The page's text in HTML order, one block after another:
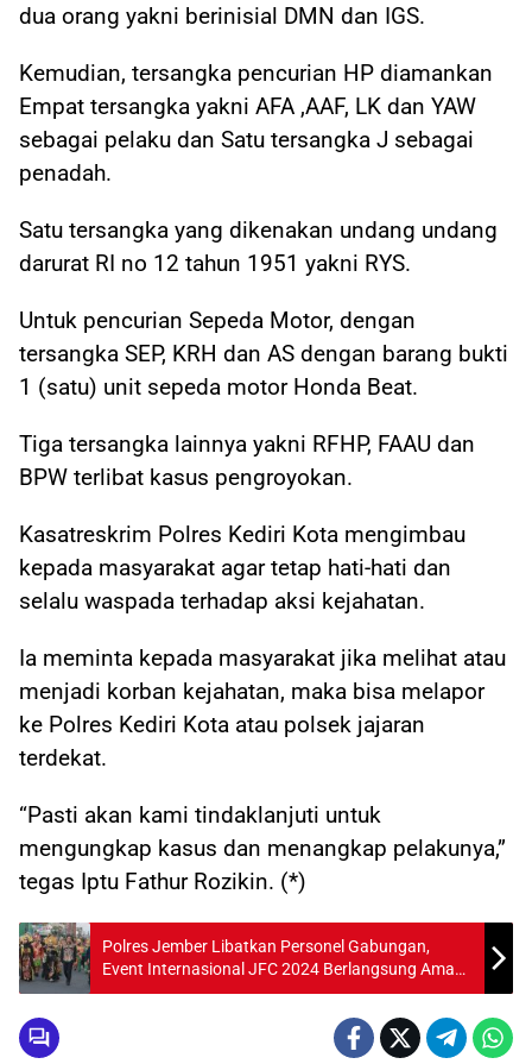
dua orang yakni berinisial DMN dan IGS.
Kemudian, tersangka pencurian HP diamankan
Empat tersangka yakni AFA ,AAF, LK dan YAW
sebagai pelaku dan Satu tersangka J sebagai
penadah.
Satu tersangka yang dikenakan undang undang
darurat RI no 12 tahun 1951 yakni RYS.
Untuk pencurian Sepeda Motor, dengan
tersangka SEP, KRH dan AS dengan barang bukti
1 (satu) unit sepeda motor Honda Beat.
Tiga tersangka lainnya yakni RFHP, FAAU dan
BPW terlibat kasus pengroyokan.
Kasatreskrim Polres Kediri Kota mengimbau
kepada masyarakat agar tetap hati-hati dan
selalu waspada terhadap aksi kejahatan.
Ia meminta kepada masyarakat jika melihat atau
menjadi korban kejahatan, maka bisa melapor
ke Polres Kediri Kota atau polsek jajaran
terdekat.
“Pasti akan kami tindaklanjuti untuk
mengungkap kasus dan menangkap pelakunya,”
tegas Iptu Fathur Rozikin. (*)
Polres Jember Libatkan Personel Gabungan,
Event Internasional JFC 2024 Berlangsung Aman
dan Lancar